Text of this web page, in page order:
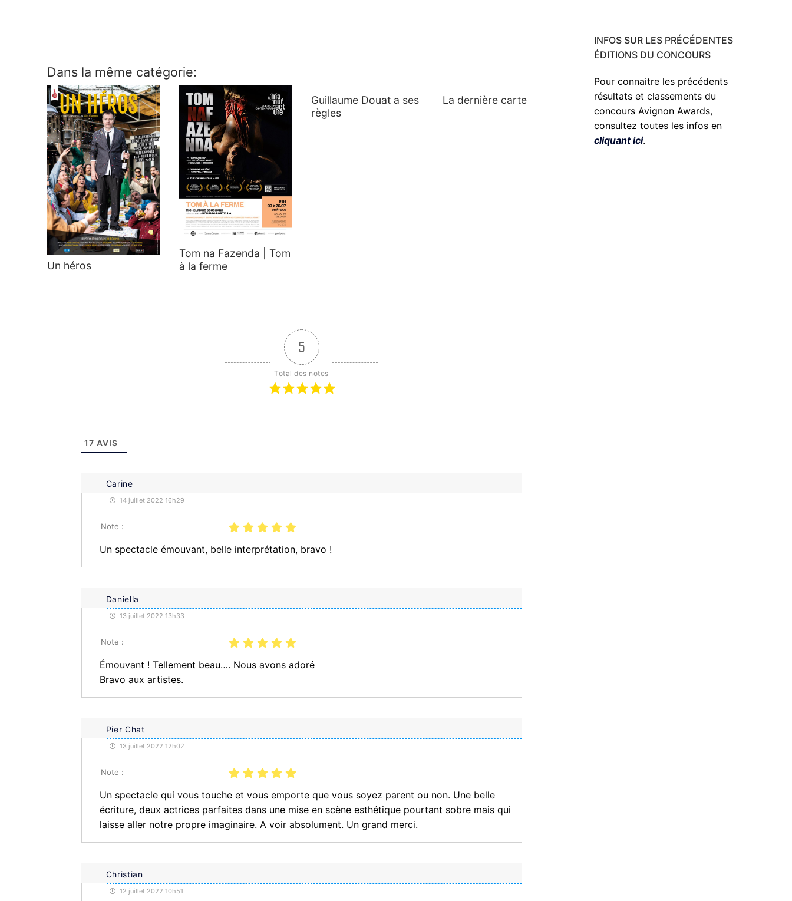
Dans la même catégorie:
Un héros
Tom na Fazenda | Tom
à la ferme
Guillaume Douat a ses
règles
La dernière carte
5
Total des notes
17 AVIS
Carine
14 juillet 2022 16h29
Note :
Un spectacle émouvant, belle interprétation, bravo !
Daniella
13 juillet 2022 13h33
Note :
Émouvant ! Tellement beau…. Nous avons adoré
Bravo aux artistes.
Pier Chat
13 juillet 2022 12h02
Note :
Un spectacle qui vous touche et vous emporte que vous soyez parent ou non. Une belle
écriture, deux actrices parfaites dans une mise en scène esthétique pourtant sobre mais qui
laisse aller notre propre imaginaire. A voir absolument. Un grand merci.
Christian
12 juillet 2022 10h51
INFOS SUR LES PRÉCÉDENTES
ÉDITIONS DU CONCOURS
Pour connaitre les précédents
résultats et classements du
concours Avignon Awards,
consultez toutes les infos en
cliquant ici.